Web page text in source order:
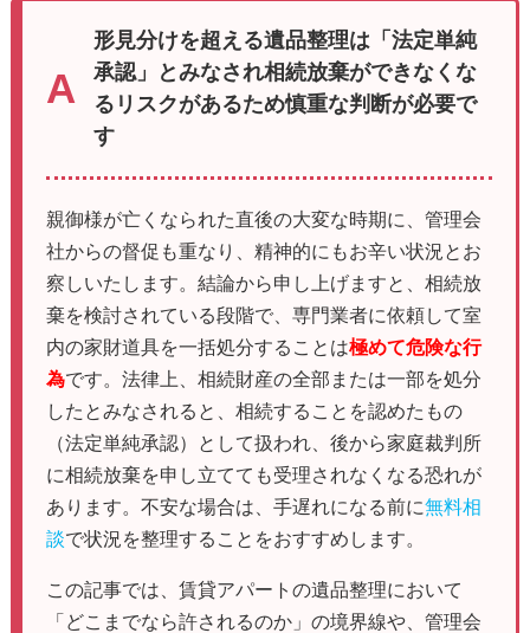
形見分けを超える遺品整理は「法定単純
承認」とみなされ相続放棄ができなくな
るリスクがあるため慎重な判断が必要で
す
親御様が亡くなられた直後の大変な時期に、管理会
社からの督促も重なり、精神的にもお辛い状況とお
察しいたします。結論から申し上げますと、相続放
棄を検討されている段階で、専門業者に依頼して室
内の家財道具を一括処分することは極めて危険な行
為です。法律上、相続財産の全部または一部を処分
したとみなされると、相続することを認めたもの
（法定単純承認）として扱われ、後から家庭裁判所
に相続放棄を申し立てても受理されなくなる恐れが
あります。不安な場合は、手遅れになる前に無料相
談で状況を整理することをおすすめします。
この記事では、賃貸アパートの遺品整理において
「どこまでなら許されるのか」の境界線や、管理会